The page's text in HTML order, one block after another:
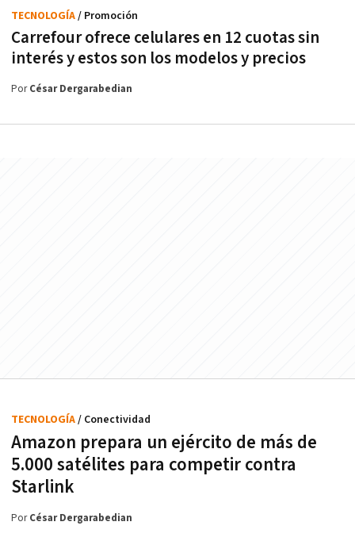
Carrefour ofrece celulares en 12 cuotas sin
interés y estos son los modelos y precios
TECNOLOGÍA/ Promoción
PorCésar Dergarabedian
Amazon prepara un ejército de más de
5.000 satélites para competir contra
Starlink
TECNOLOGÍA/ Conectividad
PorCésar Dergarabedian